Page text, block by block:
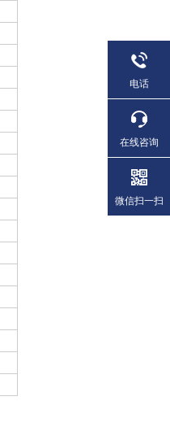
电话
在线咨询
微信扫一扫